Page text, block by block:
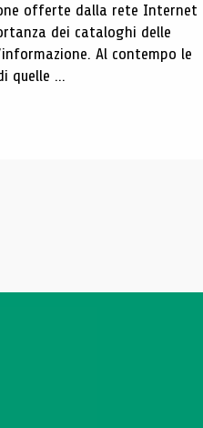
offerte dalla rete Internet
dei cataloghi delle
Al contempo le
quelle ...